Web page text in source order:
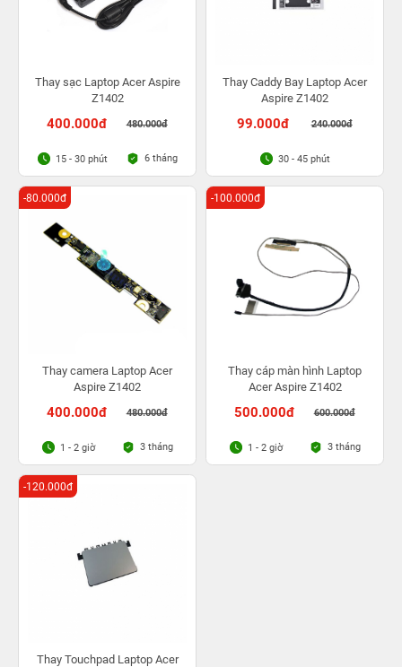
Thay sạc Laptop Acer Aspire
Z1402
400.000đ 480.000đ
15 - 30 phút 6 tháng
Thay Caddy Bay Laptop Acer
Aspire Z1402
99.000đ 240.000đ
30 - 45 phút
Thay camera Laptop Acer
Aspire Z1402
400.000đ 480.000đ
-80.000đ
1 - 2 giờ 3 tháng
Thay cáp màn hình Laptop
Acer Aspire Z1402
500.000đ 600.000đ
-100.000đ
1 - 2 giờ 3 tháng
Thay Touchpad Laptop Acer
-120.000đ